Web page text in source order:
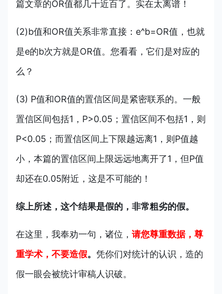
篇文章的OR值都几十近百了。实在太离谱！
(2)b值和OR值关系非常直接：e^b=OR值，也就
是e的b次方就是OR值。您看看，它们是对应的
么？
(3) P值和OR值的置信区间是紧密联系的。一般
置信区间包括1，P>0.05；置信区间不包括1，则
P<0.05；而置信区间上下限越远离1，则P值越
小，本篇的置信区间上限远远地离开了1，但P值
却还在0.05附近，这是不可能的！
综上所述，这个结果是假的，非常粗劣的假。
在这里，我奉劝一句，诸位， 请您尊重数据，尊
重学术，不要造假。 凭你们对统计的认识，造的
假一眼会被统计审稿人识破。